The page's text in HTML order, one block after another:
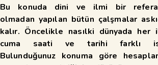
Bu konuda dini ve ilmi bir
olmadan yapılan bütün çalşmalar
kalır. Öncelikle nasılki dünyada her
cuma saati ve tarihi farklı
Bulunduğunuz konuma göre